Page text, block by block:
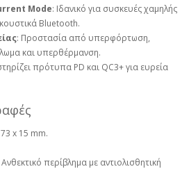
Mode: Ιδανικό για συσκευές χαμηλής
Bluetooth.
: Προστασία από υπερφόρτωση,
και υπερθέρμανση.
πρότυπα PD και QC3+ για ευρεία
x 15 mm.
Ανθεκτικό περίβλημα με αντιολισθητική